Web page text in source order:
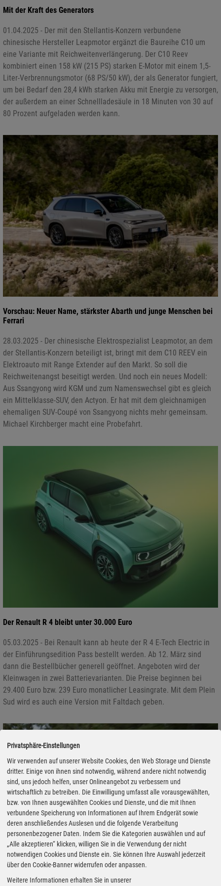
Mit der Kraft des Generators
01.04.2025 - Der mit den Stellantis-Konzern verbundene
chinesische Hersteller Leapmotor ergänzt die Baureihe C10 um
eine Variante mit Reichweitenverlängerung. Der C10 Reev
kombiniert einen 158 kW (215 PS) starken E-Motor mit einem 1,5-
Liter-Verbrennungsmotor (68 PS/50 kW), der als Generator fungiert,
um bei Bedarf den 28,4 kWh starken Akku mit Energie zu versorgen,
der außerdem an einer Schnellladesäule in 18 Minuten von 30 auf
80 Prozent aufgeladen werden kann.
Vorschau: Neuer Name, stärkster Abarth und junge Menschen bei
Ferrari
28.03.2025 - Der chinesische Elektrospezialist Leapmotor, an dem
der Stellantis-Konzern beteiligt ist, bringt mit dem C10 REEV ein
Elektroauto mit Range Extender auf den Markt. So soll die
Reichweitenangst beseitigt werden. Und noch ein neues Modell:
Aus Ssangyong wird KGM und zum Namenswechsel gibt es gleich
ein Mittelklasse-SUV, den Actyon. Er hat mit dem gleichnamigen
ehemaligen SUV-Coupé von Ssangyong nichts mehr gemeinsam.
Michael Kirchberger macht eine Probefahrt.
Der Renault R 4 bleibt unter 30.000 Euro
05.03.2025 - Bei Renault kann ab heute der R 4 E-Tech Electric in
der Einführungsedition Pass bestellt werden. Ab 12. März sind
dann die Bestellbücher generell geöffnet. Angeboten wird der
Kleinwagen in zwei Batterievarianten. Die Preise beginnen bei
29.400 Euro bzw. 239 Euro monatlicher Leasingrate. Mit dem Plein
Sud wird es auch eine Version mit Faltdach geben.
Privatsphäre-Einstellungen
Wir verwenden auf unserer Website Cookies, den Web Storage und Dienste
dritter. Einige von ihnen sind notwendig, während andere nicht notwendig
sind, uns jedoch helfen, unser Onlineangebot zu verbessern und
wirtschaftlich zu betreiben. Die Einwilligung umfasst alle vorausgewählten,
bzw. von Ihnen ausgewählten Cookies und Dienste, und die mit Ihnen
verbundene Speicherung von Informationen auf Ihrem Endgerät sowie
deren anschließendes Auslesen und die folgende Verarbeitung
personenbezogener Daten. Indem Sie die Kategorien auswählen und auf
„Alle akzeptieren“ klicken, willigen Sie in die Verwendung der nicht
notwendigen Cookies und Dienste ein. Sie können Ihre Auswahl jederzeit
über den Cookie-Banner widerrufen oder anpassen.
Weitere Informationen erhalten Sie in unserer